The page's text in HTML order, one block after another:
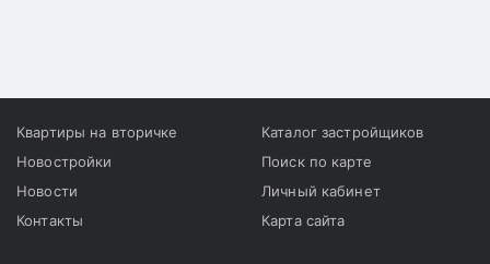
Квартиры на вторичке
Новостройки
Новости
Контакты
Каталог застройщиков
Поиск по карте
Личный кабинет
Карта сайта